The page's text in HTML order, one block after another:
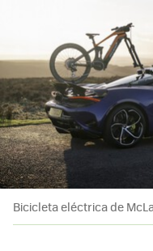
Bicicleta eléctrica de